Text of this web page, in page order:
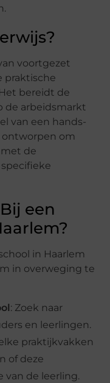
voortgezet
praktische
bereidt de
de arbeidsmarkt
van een hands-
ontworpen om
de
een
in Haarlem
in overweging te
: Zoek naar
en leerlingen.
praktijkvakken
of deze
van de leerling.